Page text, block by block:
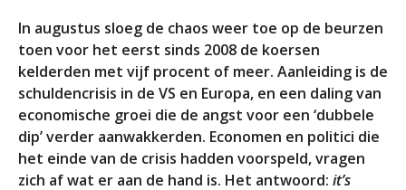
In augustus sloeg de chaos weer toe op de beurzen
toen voor het eerst sinds 2008 de koersen
kelderden met vijf procent of meer. Aanleiding is de
schuldencrisis in de VS en Europa, en een daling van
economische groei die de angst voor een ‘dubbele
dip’ verder aanwakkerden. Economen en politici die
het einde van de crisis hadden voorspeld, vragen
zich af wat er aan de hand is. Het antwoord: it’s